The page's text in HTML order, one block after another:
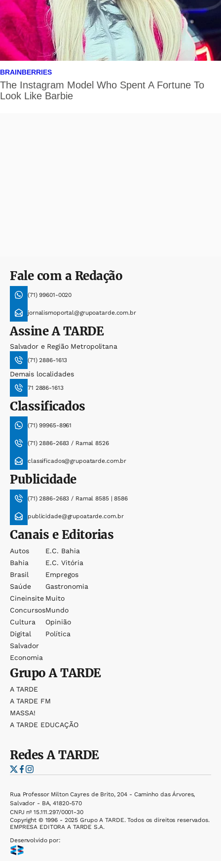
Fale com a Redação
(71) 99601-0020
jornalismoportal@grupoatarde.com.br
AssineA TARDE
Salvador e Região Metropolitana
(71) 2886-1613
Demais localidades
71 2886-1613
Classificados
(71) 99965-8961
(71) 2886-2683 / Ramal 8526
classificados@grupoatarde.com.br
Publicidade
(71) 2886-2683 / Ramal 8585 | 8586
publicidade@grupoatarde.com.br
Canais e Editorias
Autos
Bahia
Brasil
Saúde
Cineinsite
Concursos
Cultura
Digital
Salvador
Economia
E.c. Bahia
E.c. Vitória
Empregos
Gastronomia
Muito
Mundo
Opinião
Política
GrupoA TARDE
A TARDE
A TARDE FM
MASSA!
A TARDE EDUCAÇÃO
RedesA TARDE
Rua Professor Milton Cayres de Brito, 204 - Caminho das Árvores,
Salvador - BA, 41820-570
CNPJ nº 15.111.297/0001-30
Copyright © 1996 - 2025 Grupo A TARDE. Todos os direitos reservados.
EMPRESA EDITORA A TARDE S.A.
Desenvolvido por: